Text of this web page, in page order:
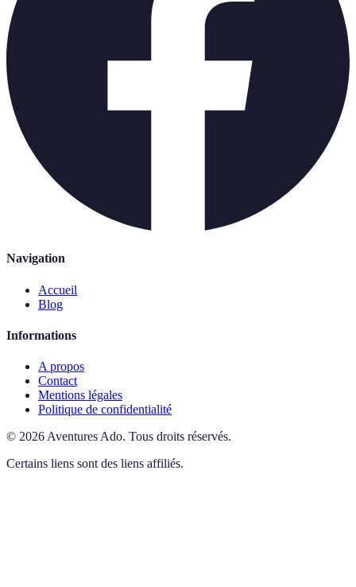
Navigation
Accueil
Blog
Informations
A propos
Contact
Mentions légales
Politique de confidentialité
© 2026 Aventures Ado. Tous droits réservés.
Certains liens sont des liens affiliés.